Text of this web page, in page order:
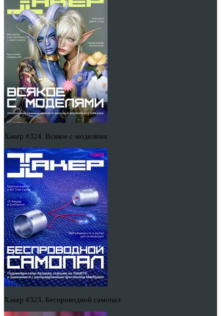
Хакер #324. Всякое с моделями
Хакер #323. Беспроводной самопал